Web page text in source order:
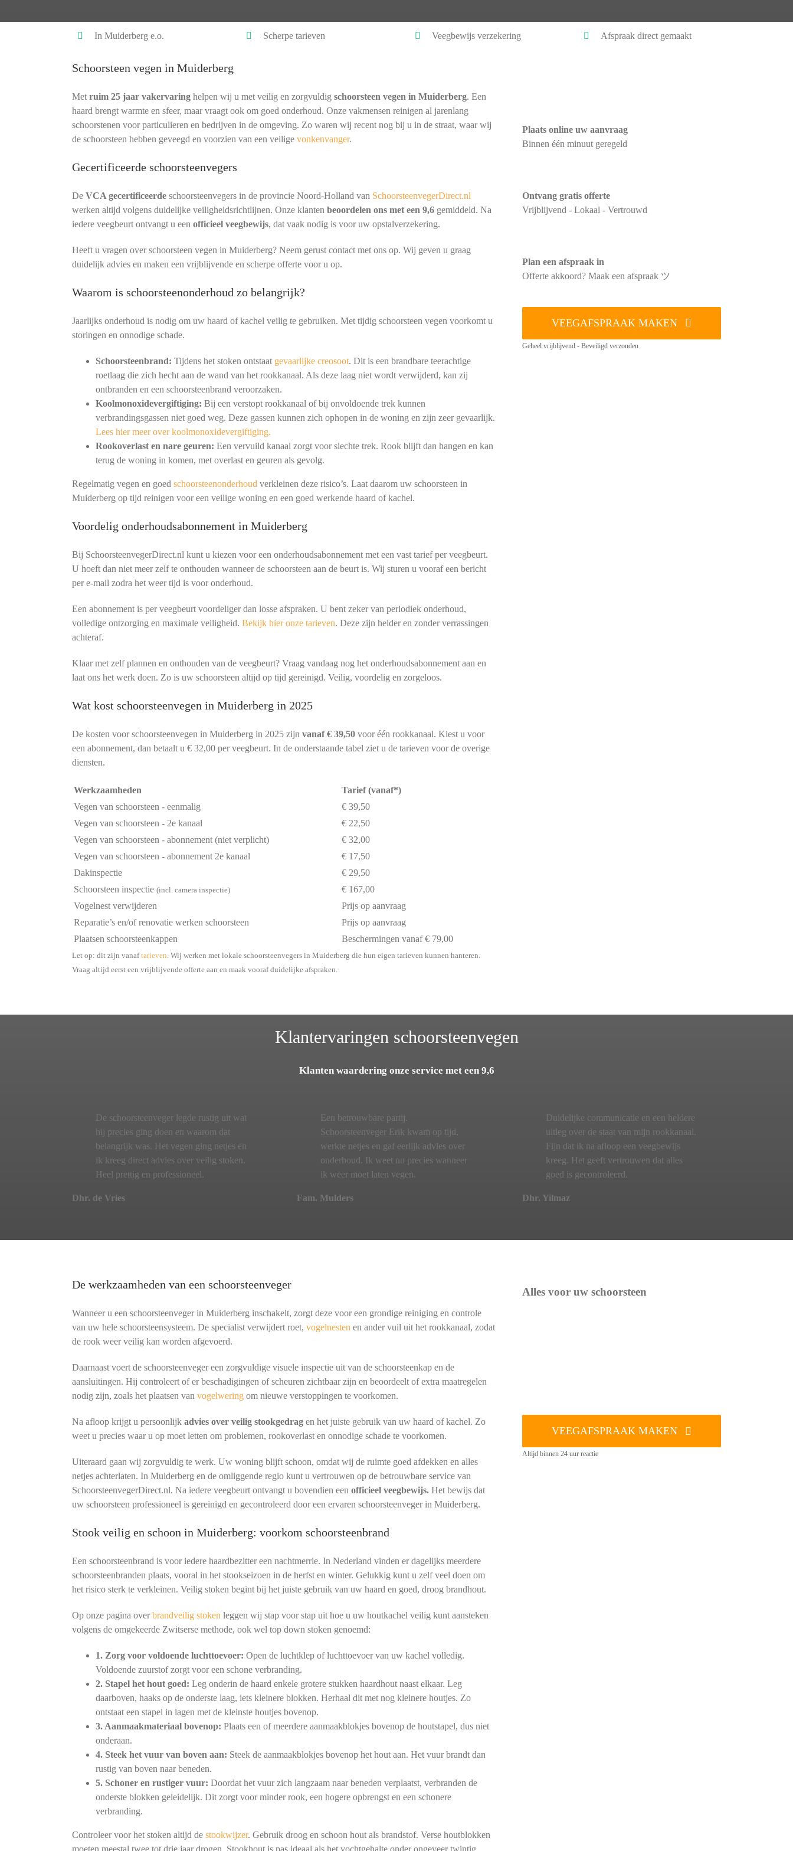
In Muiderberg e.o. Scherpe tarieven Veegbewijs verzekering Afspraak direct gemaakt
Schoorsteen vegen in Muiderberg
Met ruim 25 jaar vakervaringhelpen wij u met veilig en zorgvuldig schoorsteen vegen in Muiderberg. Een
haard brengt warmte en sfeer, maar vraagt ook om goed onderhoud. Onze vakmensen reinigen al jarenlang
schoorstenen voor particulieren en bedrijven in de omgeving. Zo waren wij recent nog bij u in de straat, waar wij
de schoorsteen hebben geveegd en voorzien van een veilige vonkenvanger.
Gecertificeerde schoorsteenvegers
De VCA gecertificeerdeschoorsteenvegers in de provincie Noord-Holland van SchoorsteenvegerDirect.nl
werken altijd volgens duidelijke veiligheidsrichtlijnen. Onze klanten beoordelen ons met een 9,6gemiddeld. Na
iedere veegbeurt ontvangt u een officieel veegbewijs, dat vaak nodig is voor uw opstalverzekering.
Heeft u vragen over schoorsteen vegen in Muiderberg? Neem gerust contact met ons op. Wij geven u graag
duidelijk advies en maken een vrijblijvende en scherpe offerte voor u op.
Waarom is schoorsteenonderhoud zo belangrijk?
Jaarlijks onderhoud is nodig om uw haard of kachel veilig te gebruiken. Met tijdig schoorsteen vegen voorkomt u
storingen en onnodige schade.
Schoorsteenbrand: Tijdens het stoken ontstaat gevaarlijke creosoot. Dit is een brandbare teerachtige
roetlaag die zich hecht aan de wand van het rookkanaal. Als deze laag niet wordt verwijderd, kan zij
ontbranden en een schoorsteenbrand veroorzaken.
Koolmonoxidevergiftiging: Bij een verstopt rookkanaal of bij onvoldoende trek kunnen
verbrandingsgassen niet goed weg. Deze gassen kunnen zich ophopen in de woning en zijn zeer gevaarlijk.
Lees hier meer over koolmonoxidevergiftiging.
Rookoverlast en nare geuren: Een vervuild kanaal zorgt voor slechte trek. Rook blijft dan hangen en kan
terug de woning in komen, met overlast en geuren als gevolg.
Regelmatig vegen en goed schoorsteenonderhoud verkleinen deze risico’s. Laat daarom uw schoorsteen in
Muiderberg op tijd reinigen voor een veilige woning en een goed werkende haard of kachel.
Voordelig onderhoudsabonnement in Muiderberg
Bij SchoorsteenvegerDirect.nl kunt u kiezen voor een onderhoudsabonnement met een vast tarief per veegbeurt.
U hoeft dan niet meer zelf te onthouden wanneer de schoorsteen aan de beurt is. Wij sturen u vooraf een bericht
per e-mail zodra het weer tijd is voor onderhoud.
Een abonnement is per veegbeurt voordeliger dan losse afspraken. U bent zeker van periodiek onderhoud,
volledige ontzorging en maximale veiligheid. Bekijk hier onze tarieven. Deze zijn helder en zonder verrassingen
achteraf.
Klaar met zelf plannen en onthouden van de veegbeurt? Vraag vandaag nog het onderhoudsabonnement aan en
laat ons het werk doen. Zo is uw schoorsteen altijd op tijd gereinigd. Veilig, voordelig en zorgeloos.
Wat kost schoorsteenvegen in Muiderberg in 2025
De kosten voor schoorsteenvegen in Muiderberg in 2025 zijn vanaf € 39,50voor één rookkanaal. Kiest u voor
een abonnement, dan betaalt u € 32,00 per veegbeurt. In de onderstaande tabel ziet u de tarieven voor de overige
diensten.
Werkzaamheden
Tarief (vanaf*)
Vegen van schoorsteen - eenmalig
€ 39,50
Vegen van schoorsteen - 2e kanaal
€ 22,50
Vegen van schoorsteen - abonnement (niet verplicht)
€ 32,00
Vegen van schoorsteen - abonnement 2e kanaal
€ 17,50
Dakinspectie
€ 29,50
Schoorsteen inspectie (incl. camera inspectie)
€ 167,00
Vogelnest verwijderen
Prijs op aanvraag
Reparatie’s en/of renovatie werken schoorsteen
Prijs op aanvraag
Plaatsen schoorsteenkappen
Beschermingen vanaf € 79,00
Let op: dit zijn vanaftarieven . Wij werken met lokale schoorsteenvegers in Muiderberg die hun eigen tarieven kunnen hanteren.
Vraag altijd eerst een vrijblijvende offerte aan en maak vooraf duidelijke afspraken.
Plaats online uw aanvraag
Binnen één minuut geregeld
Ontvang gratis offerte
Vrijblijvend - Lokaal - Vertrouwd
Plan een afspraak in
Offerte akkoord? Maak een afspraak ツ
VEEGAFSPRAAK MAKEN
Geheel vrijblijvend - Beveiligd verzonden
Klantervaringen schoorsteenvegen
Klanten waardering onze service met een 9,6
De schoorsteenveger legde rustig uit wat
hij precies ging doen en waarom dat
belangrijk was. Het vegen ging netjes en
ik kreeg direct advies over veilig stoken.
Heel prettig en professioneel.
Dhr. de Vries
Een betrouwbare partij.
Schoorsteenveger Erik kwam op tijd,
werkte netjes en gaf eerlijk advies over
onderhoud. Ik weet nu precies wanneer
ik weer moet laten vegen.
Fam. Mulders
Duidelijke communicatie en een heldere
uitleg over de staat van mijn rookkanaal.
Fijn dat ik na afloop een veegbewijs
kreeg. Het geeft vertrouwen dat alles
goed is gecontroleerd.
Dhr. Yilmaz
De werkzaamheden van een schoorsteenveger
Wanneer u een schoorsteenveger in Muiderberg inschakelt, zorgt deze voor een grondige reiniging en controle
van uw hele schoorsteensysteem. De specialist verwijdert roet, vogelnesten en ander vuil uit het rookkanaal, zodat
de rook weer veilig kan worden afgevoerd.
Daarnaast voert de schoorsteenveger een zorgvuldige visuele inspectie uit van de schoorsteenkap en de
aansluitingen. Hij controleert of er beschadigingen of scheuren zichtbaar zijn en beoordeelt of extra maatregelen
nodig zijn, zoals het plaatsen van vogelweringom nieuwe verstoppingen te voorkomen.
Na afloop krijgt u persoonlijk advies over veilig stookgedragen het juiste gebruik van uw haard of kachel. Zo
weet u precies waar u op moet letten om problemen, rookoverlast en onnodige schade te voorkomen.
Uiteraard gaan wij zorgvuldig te werk. Uw woning blijft schoon, omdat wij de ruimte goed afdekken en alles
netjes achterlaten. In Muiderberg en de omliggende regio kunt u vertrouwen op de betrouwbare service van
SchoorsteenvegerDirect.nl. Na iedere veegbeurt ontvangt u bovendien een officieel veegbewijs. Het bewijs dat
uw schoorsteen professioneel is gereinigd en gecontroleerd door een ervaren schoorsteenveger in Muiderberg.
Stook veilig en schoon in Muiderberg: voorkom schoorsteenbrand
Een schoorsteenbrand is voor iedere haardbezitter een nachtmerrie. In Nederland vinden er dagelijks meerdere
schoorsteenbranden plaats, vooral in het stookseizoen in de herfst en winter. Gelukkig kunt u zelf veel doen om
het risico sterk te verkleinen. Veilig stoken begint bij het juiste gebruik van uw haard en goed, droog brandhout.
Op onze pagina overbrandveilig stoken leggen wij stap voor stap uit hoe u uw houtkachel veilig kunt aansteken
volgens de omgekeerde Zwitserse methode, ook wel top down stoken genoemd:
1. Zorg voor voldoende luchttoevoer: Open de luchtklep of luchttoevoer van uw kachel volledig.
Voldoende zuurstof zorgt voor een schone verbranding.
2. Stapel het hout goed: Leg onderin de haard enkele grotere stukken haardhout naast elkaar. Leg
daarboven, haaks op de onderste laag, iets kleinere blokken. Herhaal dit met nog kleinere houtjes. Zo
ontstaat een stapel in lagen met de kleinste houtjes bovenop.
3. Aanmaakmateriaal bovenop: Plaats een of meerdere aanmaakblokjes bovenop de houtstapel, dus niet
onderaan.
4. Steek het vuur van boven aan: Steek de aanmaakblokjes bovenop het hout aan. Het vuur brandt dan
rustig van boven naar beneden.
5. Schoner en rustiger vuur: Doordat het vuur zich langzaam naar beneden verplaatst, verbranden de
onderste blokken geleidelijk. Dit zorgt voor minder rook, een hogere opbrengst en een schonere
verbranding.
Controleer voor het stoken altijd de stookwijzer. Gebruik droog en schoon hout als brandstof. Verse houtblokken
moeten meestal twee tot drie jaar drogen. Stookhout is pas ideaal als het vochtgehalte onder ongeveer twintig
Alles voor uw schoorsteen
VEEGAFSPRAAK MAKEN
Altijd binnen 24 uur reactie